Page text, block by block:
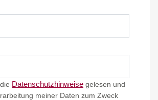
Datenschutzhinweise gelesen und
meiner Daten zum Zweck